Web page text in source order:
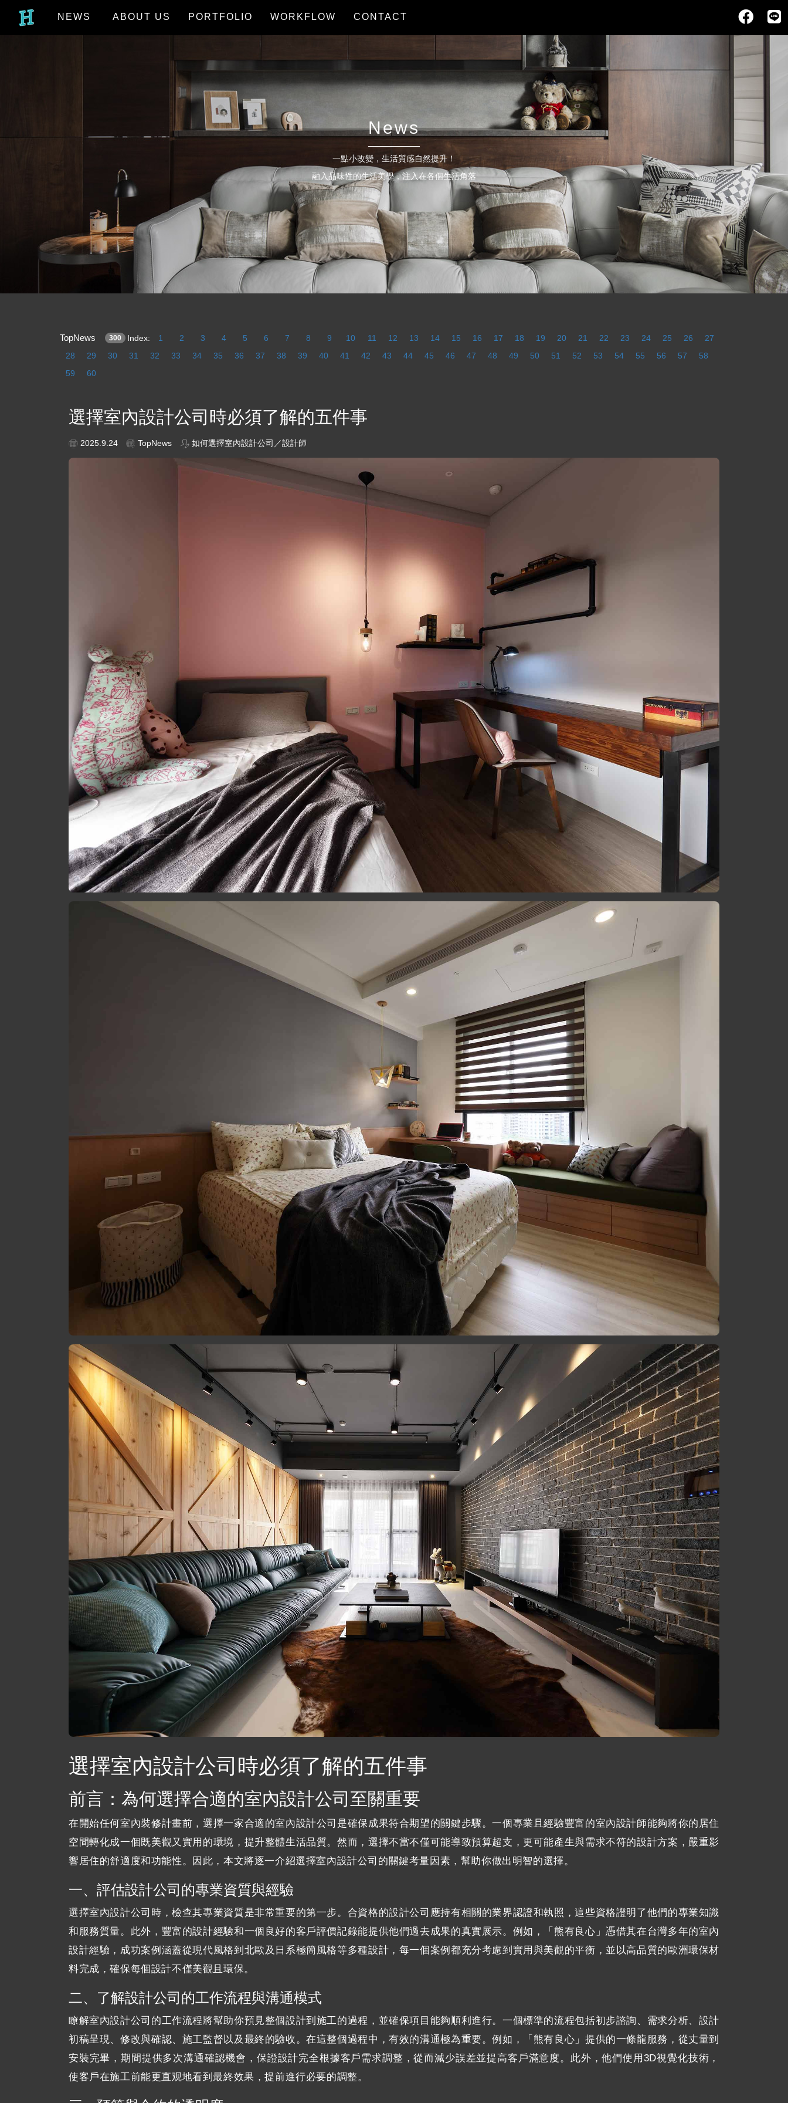
NEWS ABOUT US PORTFOLIO WORKFLOW CONTACT
News
一點小改變，生活質感自然提升！
融入品味性的生活美學，注入在各個生活角落
TopNews 300 Index: 1 2 3 4 5 6 7 8 9 10 11 12 13 14 15 16 17 18 19 20 21 22 23 24 25 26
27
28
29 30 31 32 33 34 35 36 37 38 39 40 41 42 43 44 45 46 47 48 49 50 51 52 53 54 55 56 57
58
59
60
選擇室內設計公司時必須了解的五件事
2025.9.24 TopNews 如何選擇室內設計公司／設計師
選擇室內設計公司時必須了解的五件事
前言：為何選擇合適的室內設計公司至關重要
在開始任何室內裝修計畫前，選擇一家合適的室內設計公司是確保成果符合期望的關鍵步驟。一個專業且經驗豐富的室內設計師能夠將你的居住
空間轉化成一個既美觀又實用的環境，提升整體生活品質。然而，選擇不當不僅可能導致預算超支，更可能產生與需求不符的設計方案，嚴重影
響居住的舒適度和功能性。因此，本文將逐一介紹選擇室內設計公司的關鍵考量因素，幫助你做出明智的選擇。
一、評估設計公司的專業資質與經驗
選擇室內設計公司時，檢查其專業資質是非常重要的第一步。合資格的設計公司應持有相關的業界認證和執照，這些資格證明了他們的專業知識
和服務質量。此外，豐富的設計經驗和一個良好的客戶評價記錄能提供他們過去成果的真實展示。例如，「熊有良心」憑借其在台灣多年的室內
設計經驗，成功案例涵蓋從現代風格到北歐及日系極簡風格等多種設計，每一個案例都充分考慮到實用與美觀的平衡，並以高品質的歐洲環保材
料完成，確保每個設計不僅美觀且環保。
二、了解設計公司的工作流程與溝通模式
瞭解室內設計公司的工作流程將幫助你預見整個設計到施工的過程，並確保項目能夠順利進行。一個標準的流程包括初步諮詢、需求分析、設計
初稿呈現、修改與確認、施工監督以及最終的驗收。在這整個過程中，有效的溝通極為重要。例如，「熊有良心」提供的一條龍服務，從丈量到
安裝完畢，期間提供多次溝通確認機會，保證設計完全根據客戶需求調整，從而減少誤差並提高客戶滿意度。此外，他們使用3D視覺化技術，
使客戶在施工前能更直观地看到最終效果，提前進行必要的調整。